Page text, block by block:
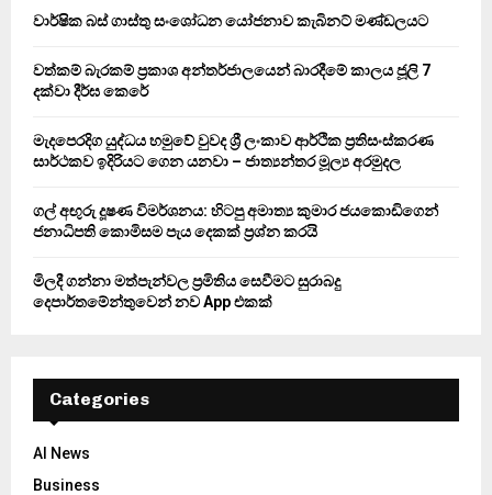
r
වාර්ෂික බස් ගාස්තු සංශෝධන යෝජනාව කැබිනට් මණ්ඩලයට
වත්කම් බැරකම් ප්‍රකාශ අන්තර්ජාලයෙන් බාරදීමේ කාලය ජූලි 7
දක්වා දීර්ඝ කෙරේ
මැදපෙරදිග යුද්ධය හමුවේ වුවද ශ්‍රී ලංකාව ආර්ථික ප්‍රතිසංස්කරණ
සාර්ථකව ඉදිරියට ගෙන යනවා – ජාත්‍යන්තර මූල්‍ය අරමුදල
ගල් අඟුරු දූෂණ විමර්ශනය: හිටපු අමාත්‍ය කුමාර ජයකොඩිගෙන්
ජනාධිපති කොමිසම පැය දෙකක් ප්‍රශ්න කරයි
මිලදී ගන්නා මත්පැන්වල ප්‍රමිතිය සෙවීමට සුරාබදු
දෙපාර්තමේන්තුවෙන් නව App එකක්
Categories
AI News
Business